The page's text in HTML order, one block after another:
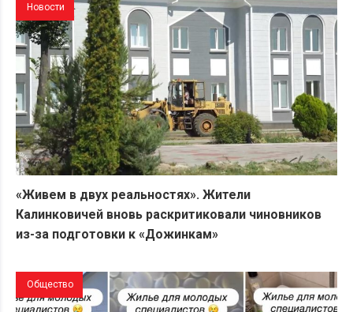
Новости
«Живем в двух реальностях». Жители
Калинковичей вновь раскритиковали чиновников
из-за подготовки к «Дожинкам»
Общество